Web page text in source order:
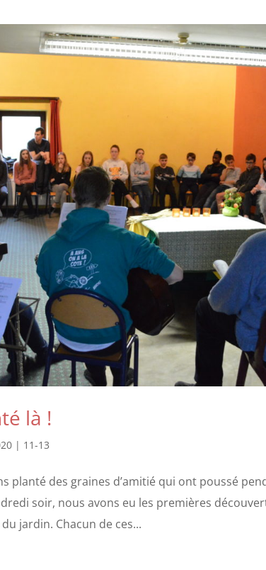
là !
| 11-13
planté des graines d’amitié qui ont poussé
soir, nous avons eu les premières
jardin. Chacun de ces...